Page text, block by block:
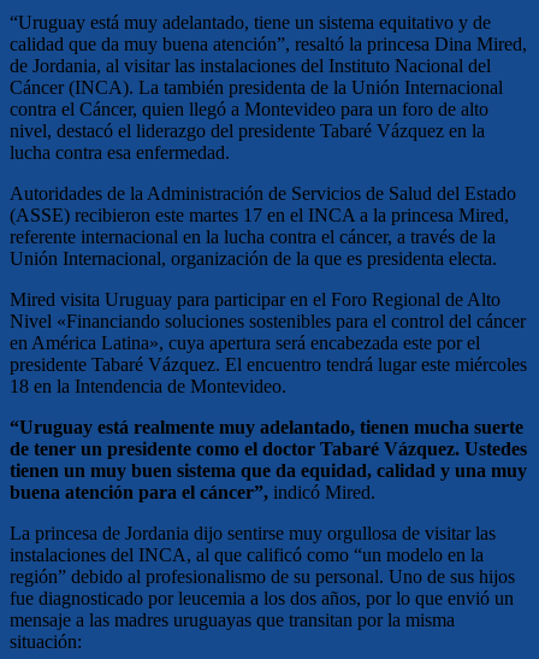
“Uruguay está muy adelantado, tiene un sistema equitativo y de
calidad que da muy buena atención”, resaltó la princesa Dina Mired,
de Jordania, al visitar las instalaciones del Instituto Nacional del
Cáncer (INCA). La también presidenta de la Unión Internacional
contra el Cáncer, quien llegó a Montevideo para un foro de alto
nivel, destacó el liderazgo del presidente Tabaré Vázquez en la
lucha contra esa enfermedad.
Autoridades de la Administración de Servicios de Salud del Estado
(ASSE) recibieron este martes 17 en el INCA a la princesa Mired,
referente internacional en la lucha contra el cáncer, a través de la
Unión Internacional, organización de la que es presidenta electa.
Mired visita Uruguay para participar en el Foro Regional de Alto
Nivel «Financiando soluciones sostenibles para el control del cáncer
en América Latina», cuya apertura será encabezada este por el
presidente Tabaré Vázquez. El encuentro tendrá lugar este miércoles
18 en la Intendencia de Montevideo.
“Uruguay está realmente muy adelantado, tienen mucha suerte
de tener un presidente como el doctor Tabaré Vázquez. Ustedes
tienen un muy buen sistema que da equidad, calidad y una muy
buena atención para el cáncer”, indicó Mired.
La princesa de Jordania dijo sentirse muy orgullosa de visitar las
instalaciones del INCA, al que calificó como “un modelo en la
región” debido al profesionalismo de su personal. Uno de sus hijos
fue diagnosticado por leucemia a los dos años, por lo que envió un
mensaje a las madres uruguayas que transitan por la misma
situación: